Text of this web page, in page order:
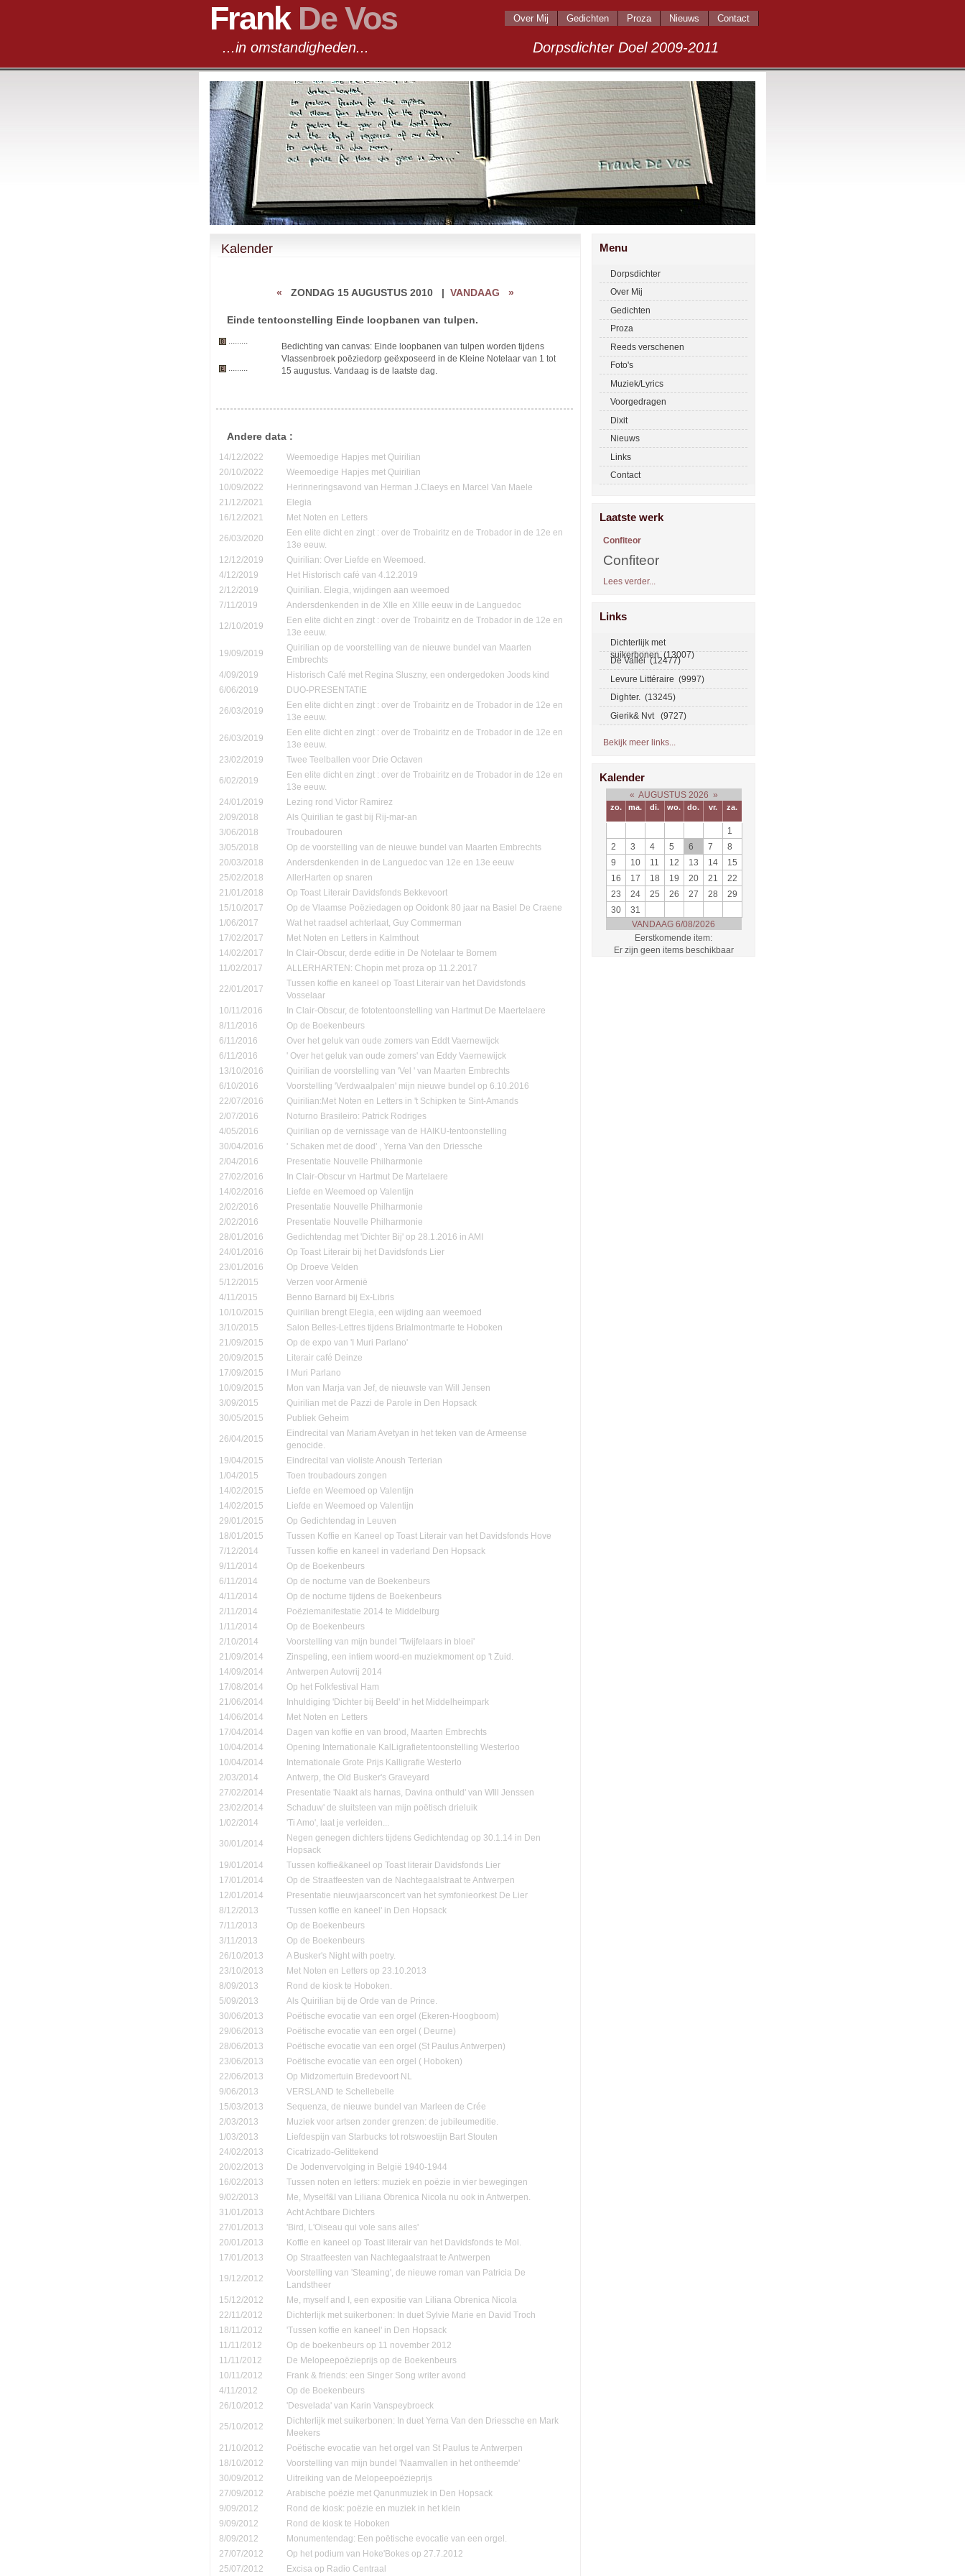
Frank De Vos
...in omstandigheden... Dorpsdichter Doel 2009-2011
Over Mij Gedichten Proza Nieuws Contact
Kalender
« ZONDAG 15 AUGUSTUS 2010 | VANDAAG »
Einde tentoonstelling Einde loopbanen van tulpen.
Bedichting van canvas: Einde loopbanen van tulpen worden tijdens
Vlassenbroek poëziedorp geëxposeerd in de Kleine Notelaar van 1 tot
15 augustus. Vandaag is de laatste dag.
Andere data :
14/12/2022
Weemoedige Hapjes met Quirilian
20/10/2022
Weemoedige Hapjes met Quirilian
10/09/2022
Herinneringsavond van Herman J.Claeys en Marcel Van Maele
21/12/2021
Elegia
16/12/2021
Met Noten en Letters
26/03/2020
Een elite dicht en zingt : over de Trobairitz en de Trobador in de 12e en
13e eeuw.
12/12/2019
Quirilian: Over Liefde en Weemoed.
4/12/2019
Het Historisch café van 4.12.2019
2/12/2019
Quirilian. Elegia, wijdingen aan weemoed
7/11/2019
Andersdenkenden in de XIIe en XIIIe eeuw in de Languedoc
12/10/2019
Een elite dicht en zingt : over de Trobairitz en de Trobador in de 12e en
13e eeuw.
19/09/2019
Quirilian op de voorstelling van de nieuwe bundel van Maarten
Embrechts
4/09/2019
Historisch Café met Regina Sluszny, een ondergedoken Joods kind
6/06/2019
DUO-PRESENTATIE
26/03/2019
Een elite dicht en zingt : over de Trobairitz en de Trobador in de 12e en
13e eeuw.
26/03/2019
Een elite dicht en zingt : over de Trobairitz en de Trobador in de 12e en
13e eeuw.
23/02/2019
Twee Teelballen voor Drie Octaven
6/02/2019
Een elite dicht en zingt : over de Trobairitz en de Trobador in de 12e en
13e eeuw.
24/01/2019
Lezing rond Victor Ramirez
2/09/2018
Als Quirilian te gast bij Rij-mar-an
3/06/2018
Troubadouren
3/05/2018
Op de voorstelling van de nieuwe bundel van Maarten Embrechts
20/03/2018
Andersdenkenden in de Languedoc van 12e en 13e eeuw
25/02/2018
AllerHarten op snaren
21/01/2018
Op Toast Literair Davidsfonds Bekkevoort
15/10/2017
Op de Vlaamse Poëziedagen op Ooidonk 80 jaar na Basiel De Craene
1/06/2017
Wat het raadsel achterlaat, Guy Commerman
17/02/2017
Met Noten en Letters in Kalmthout
14/02/2017
In Clair-Obscur, derde editie in De Notelaar te Bornem
11/02/2017
ALLERHARTEN: Chopin met proza op 11.2.2017
22/01/2017
Tussen koffie en kaneel op Toast Literair van het Davidsfonds
Vosselaar
10/11/2016
In Clair-Obscur, de fototentoonstelling van Hartmut De Maertelaere
8/11/2016
Op de Boekenbeurs
6/11/2016
Over het geluk van oude zomers van Eddt Vaernewijck
6/11/2016
' Over het geluk van oude zomers' van Eddy Vaernewijck
13/10/2016
Quirilian de voorstelling van 'Vel ' van Maarten Embrechts
6/10/2016
Voorstelling 'Verdwaalpalen' mijn nieuwe bundel op 6.10.2016
22/07/2016
Quirilian:Met Noten en Letters in 't Schipken te Sint-Amands
2/07/2016
Noturno Brasileiro: Patrick Rodriges
4/05/2016
Quirilian op de vernissage van de HAIKU-tentoonstelling
30/04/2016
' Schaken met de dood' , Yerna Van den Driessche
2/04/2016
Presentatie Nouvelle Philharmonie
27/02/2016
In Clair-Obscur vn Hartmut De Martelaere
14/02/2016
Liefde en Weemoed op Valentijn
2/02/2016
Presentatie Nouvelle Philharmonie
2/02/2016
Presentatie Nouvelle Philharmonie
28/01/2016
Gedichtendag met 'Dichter Bij' op 28.1.2016 in AMI
24/01/2016
Op Toast Literair bij het Davidsfonds Lier
23/01/2016
Op Droeve Velden
5/12/2015
Verzen voor Armenië
4/11/2015
Benno Barnard bij Ex-Libris
10/10/2015
Quirilian brengt Elegia, een wijding aan weemoed
3/10/2015
Salon Belles-Lettres tijdens Brialmontmarte te Hoboken
21/09/2015
Op de expo van 'I Muri Parlano'
20/09/2015
Literair café Deinze
17/09/2015
I Muri Parlano
10/09/2015
Mon van Marja van Jef, de nieuwste van Will Jensen
3/09/2015
Quirilian met de Pazzi de Parole in Den Hopsack
30/05/2015
Publiek Geheim
26/04/2015
Eindrecital van Mariam Avetyan in het teken van de Armeense
genocide.
19/04/2015
Eindrecital van violiste Anoush Terterian
1/04/2015
Toen troubadours zongen
14/02/2015
Liefde en Weemoed op Valentijn
14/02/2015
Liefde en Weemoed op Valentijn
29/01/2015
Op Gedichtendag in Leuven
18/01/2015
Tussen Koffie en Kaneel op Toast Literair van het Davidsfonds Hove
7/12/2014
Tussen koffie en kaneel in vaderland Den Hopsack
9/11/2014
Op de Boekenbeurs
6/11/2014
Op de nocturne van de Boekenbeurs
4/11/2014
Op de nocturne tijdens de Boekenbeurs
2/11/2014
Poëziemanifestatie 2014 te Middelburg
1/11/2014
Op de Boekenbeurs
2/10/2014
Voorstelling van mijn bundel 'Twijfelaars in bloei'
21/09/2014
Zinspeling, een intiem woord-en muziekmoment op 't Zuid.
14/09/2014
Antwerpen Autovrij 2014
17/08/2014
Op het Folkfestival Ham
21/06/2014
Inhuldiging 'Dichter bij Beeld' in het Middelheimpark
14/06/2014
Met Noten en Letters
17/04/2014
Dagen van koffie en van brood, Maarten Embrechts
10/04/2014
Opening Internationale KalLigrafietentoonstelling Westerloo
10/04/2014
Internationale Grote Prijs Kalligrafie Westerlo
2/03/2014
Antwerp, the Old Busker's Graveyard
27/02/2014
Presentatie 'Naakt als harnas, Davina onthuld' van WIll Jenssen
23/02/2014
Schaduw' de sluitsteen van mijn poëtisch drieluik
1/02/2014
'Ti Amo', laat je verleiden...
30/01/2014
Negen genegen dichters tijdens Gedichtendag op 30.1.14 in Den
Hopsack
19/01/2014
Tussen koffie&kaneel op Toast literair Davidsfonds Lier
17/01/2014
Op de Straatfeesten van de Nachtegaalstraat te Antwerpen
12/01/2014
Presentatie nieuwjaarsconcert van het symfonieorkest De Lier
8/12/2013
'Tussen koffie en kaneel' in Den Hopsack
7/11/2013
Op de Boekenbeurs
3/11/2013
Op de Boekenbeurs
26/10/2013
A Busker's Night with poetry.
23/10/2013
Met Noten en Letters op 23.10.2013
8/09/2013
Rond de kiosk te Hoboken.
5/09/2013
Als Quirilian bij de Orde van de Prince.
30/06/2013
Poëtische evocatie van een orgel (Ekeren-Hoogboom)
29/06/2013
Poëtische evocatie van een orgel ( Deurne)
28/06/2013
Poëtische evocatie van een orgel (St Paulus Antwerpen)
23/06/2013
Poëtische evocatie van een orgel ( Hoboken)
22/06/2013
Op Midzomertuin Bredevoort NL
9/06/2013
VERSLAND te Schellebelle
15/03/2013
Sequenza, de nieuwe bundel van Marleen de Crée
2/03/2013
Muziek voor artsen zonder grenzen: de jubileumeditie.
1/03/2013
Liefdespijn van Starbucks tot rotswoestijn Bart Stouten
24/02/2013
Cicatrizado-Gelittekend
20/02/2013
De Jodenvervolging in België 1940-1944
16/02/2013
Tussen noten en letters: muziek en poëzie in vier bewegingen
9/02/2013
Me, Myself&I van Liliana Obrenica Nicola nu ook in Antwerpen.
31/01/2013
Acht Achtbare Dichters
27/01/2013
'Bird, L'Oiseau qui vole sans ailes'
20/01/2013
Koffie en kaneel op Toast literair van het Davidsfonds te Mol.
17/01/2013
Op Straatfeesten van Nachtegaalstraat te Antwerpen
19/12/2012
Voorstelling van 'Steaming', de nieuwe roman van Patricia De
Landstheer
15/12/2012
Me, myself and I, een expositie van Liliana Obrenica Nicola
22/11/2012
Dichterlijk met suikerbonen: In duet Sylvie Marie en David Troch
18/11/2012
'Tussen koffie en kaneel' in Den Hopsack
11/11/2012
Op de boekenbeurs op 11 november 2012
11/11/2012
De Melopeepoëzieprijs op de Boekenbeurs
10/11/2012
Frank & friends: een Singer Song writer avond
4/11/2012
Op de Boekenbeurs
26/10/2012
'Desvelada' van Karin Vanspeybroeck
25/10/2012
Dichterlijk met suikerbonen: In duet Yerna Van den Driessche en Mark
Meekers
21/10/2012
Poëtische evocatie van het orgel van St Paulus te Antwerpen
18/10/2012
Voorstelling van mijn bundel 'Naamvallen in het ontheemde'
30/09/2012
Uitreiking van de Melopeepoëzieprijs
27/09/2012
Arabische poëzie met Qanunmuziek in Den Hopsack
9/09/2012
Rond de kiosk: poëzie en muziek in het klein
9/09/2012
Rond de kiosk te Hoboken
8/09/2012
Monumentendag: Een poëtische evocatie van een orgel.
27/07/2012
Op het podium van Hoke'Bokes op 27.7.2012
25/07/2012
Excisa op Radio Centraal
Menu
Dorpsdichter
Over Mij
Gedichten
Proza
Reeds verschenen
Foto's
Muziek/Lyrics
Voorgedragen
Dixit
Nieuws
Links
Contact
Laatste werk
Confiteor
Confiteor
Lees verder...
Links
Dichterlijk met
suikerbonen (13007)
De Vallei (12477)
Levure Littéraire (9997)
Dighter. (13245)
Gierik& Nvt (9727)
Bekijk meer links...
Kalender
« AUGUSTUS 2026 »
zo. ma. di. wo. do. vr. za.
1
2
3 4 5 6 7
8
9
10 11 12 13 14
15
16
17 18 19 20 21
22
23
24 25 26 27 28
29
30
31
VANDAAG 6/08/2026
Eerstkomende item:
Er zijn geen items beschikbaar